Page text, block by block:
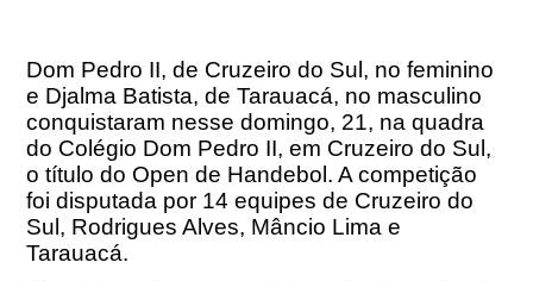
Dom Pedro II, de Cruzeiro do Sul, no feminino
e Djalma Batista, de Tarauacá, no masculino
conquistaram nesse domingo, 21, na quadra
do Colégio Dom Pedro II, em Cruzeiro do Sul,
o título do Open de Handebol. A competição
foi disputada por 14 equipes de Cruzeiro do
Sul, Rodrigues Alves, Mâncio Lima e
Tarauacá.